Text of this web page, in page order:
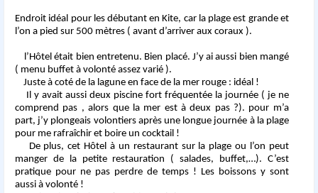
Endroit idéal pour les débutant en Kite, car la plage est grande et
l’on a pied sur 500 mètres ( avant d’arriver aux coraux ).
l’Hôtel était bien entretenu. Bien placé. J’y ai aussi bien mangé
( menu buffet à volonté assez varié ).
Juste à coté de la lagune en face de la mer rouge : idéal !
Il y avait aussi deux piscine fort fréquentée la journée ( je ne
comprend pas , alors que la mer est à deux pas ?). pour m’a
part, j’y plongeais volontiers après une longue journée à la plage
pour me rafraîchir et boire un cocktail !
De plus, cet Hôtel à un restaurant sur la plage ou l’on peut
manger de la petite restauration ( salades, buffet,…). C’est
pratique pour ne pas perdre de temps ! Les boissons y sont
aussi à volonté !